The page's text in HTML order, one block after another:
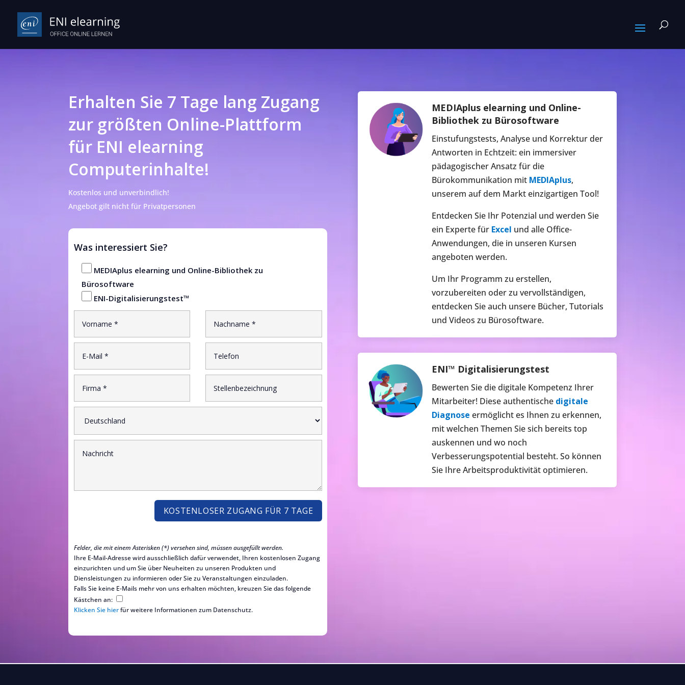
Erhalten Sie 7 Tage lang Zugang
zur größten Online-Plattform
für ENI elearning
Computerinhalte!
Kostenlos und unverbindlich!
Angebot gilt nicht für Privatpersonen
Was interessiert Sie?
MEDIAplus elearning und Online-Bibliothek zu
Bürosoftware
ENI-Digitalisierungstest™
Felder, die mit einem Asterisken (*) versehen sind, müssen ausgefüllt werden.
Ihre E-Mail-Adresse wird ausschließlich dafür verwendet, Ihren kostenlosen Zugang
einzurichten und um Sie über Neuheiten zu unseren Produkten und
Diensleistungen zu informieren oder Sie zu Veranstaltungen einzuladen.
Falls Sie keine E-Mails mehr von uns erhalten möchten, kreuzen Sie das folgende
Kästchen an:
Klicken Sie hierfür weitere Informationen zum Datenschutz.
MEDIAplus elearning und Online-
Bibliothek zu Bürosoftware
Einstufungstests, Analyse und Korrektur der
Antworten in Echtzeit: ein immersiver
pädagogischer Ansatz für die
Bürokommunikation mit MEDIAplus,
unserem auf dem Markt einzigartigen Tool!
Entdecken Sie Ihr Potenzial und werden Sie
ein Experte für Excel und alle Office-
Anwendungen, die in unseren Kursen
angeboten werden.
Um Ihr Programm zu erstellen,
vorzubereiten oder zu vervollständigen,
entdecken Sie auch unsere Bücher, Tutorials
und Videos zu Bürosoftware.
ENI™ Digitalisierungstest
Bewerten Sie die digitale Kompetenz Ihrer
Mitarbeiter! Diese authentische digitale
Diagnose ermöglicht es Ihnen zu erkennen,
mit welchen Themen Sie sich bereits top
auskennen und wo noch
Verbesserungspotential besteht. So können
Sie Ihre Arbeitsproduktivität optimieren.